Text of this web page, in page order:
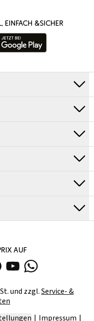
EINFACH &SICHER
AUF
und zzgl.Service- &
Impressum